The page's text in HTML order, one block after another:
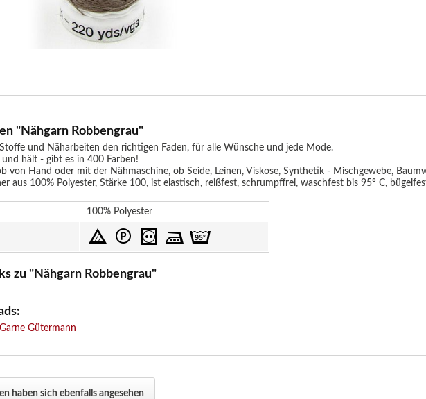
"Nähgarn Robbengrau"
und Näharbeiten den richtigen Faden, für alle Wünsche und jede Mode.
hält - gibt es in 400 Farben!
von Hand oder mit der Nähmaschine, ob Seide, Leinen, Viskose, Synthetik - Mischgewebe,
aus 100% Polyester, Stärke 100, ist elastisch, reißfest, schrumpffrei, waschfest bis 95° C,
100% Polyester
zu "Nähgarn Robbengrau"
Gütermann
haben sich ebenfalls angesehen